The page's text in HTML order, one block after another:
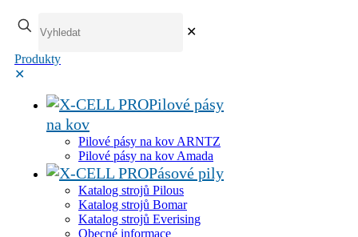
✕
Produkty
✕
Pilové pásy
na kov
Pilové pásy na kov ARNTZ
Pilové pásy na kov Amada
Pásové pily
Katalog strojů Pilous
Katalog strojů Bomar
Katalog strojů Everising
Obecné informace